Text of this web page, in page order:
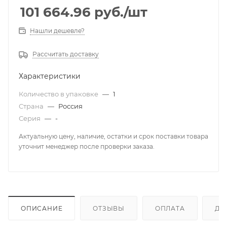
101 664.96 руб./шт
Нашли дешевле?
Рассчитать доставку
Характеристики
Количество в упаковке — 1
Страна — Россия
Серия — -
Актуальную цену, наличие, остатки и срок поставки товара
уточнит менеджер после проверки заказа.
ОПИСАНИЕ ОТЗЫВЫ ОПЛАТА